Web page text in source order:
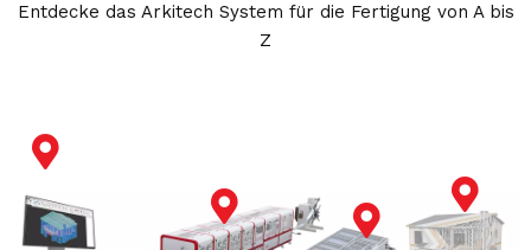
Entdecke das Arkitech System für die Fertigung von A bis
Z